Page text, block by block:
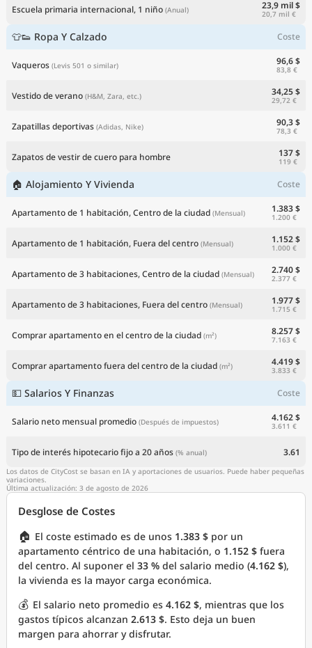
Escuela primaria internacional, 1 niño (Anual) 23,9 mil $
20,7 mil €
👕👟 Ropa Y Calzado Coste
Vaqueros (Levis 501 o similar) 96,6 $
83,8 €
Vestido de verano (H&M, Zara, etc.) 34,25 $
29,72 €
Zapatillas deportivas (Adidas, Nike) 90,3 $
78,3 €
Zapatos de vestir de cuero para hombre 137 $
119 €
🏠 Alojamiento Y Vivienda Coste
Apartamento de 1 habitación, Centro de la ciudad (Mensual) 1.383 $
1.200 €
Apartamento de 1 habitación, Fuera del centro (Mensual) 1.152 $
1.000 €
Apartamento de 3 habitaciones, Centro de la ciudad (Mensual) 2.740 $
2.377 €
Apartamento de 3 habitaciones, Fuera del centro (Mensual) 1.977 $
1.715 €
Comprar apartamento en el centro de la ciudad (m²) 8.257 $
7.163 €
Comprar apartamento fuera del centro de la ciudad (m²) 4.419 $
3.833 €
💵 Salarios Y Finanzas Coste
Salario neto mensual promedio (Después de impuestos) 4.162 $
3.611 €
Tipo de interés hipotecario fijo a 20 años (% anual) 3.61
Los datos de CityCost se basan en IA y aportaciones de usuarios. Puede haber pequeñas
variaciones.
Última actualización: 3 de agosto de 2026
Desglose de Costes
🏠 El coste estimado es de unos 1.383 $ por un
apartamento céntrico de una habitación, o 1.152 $ fuera
del centro. Al suponer el 33 % del salario medio (4.162 $),
la vivienda es la mayor carga económica.
💰 El salario neto promedio es 4.162 $, mientras que los
gastos típicos alcanzan 2.613 $. Esto deja un buen
margen para ahorrar y disfrutar.